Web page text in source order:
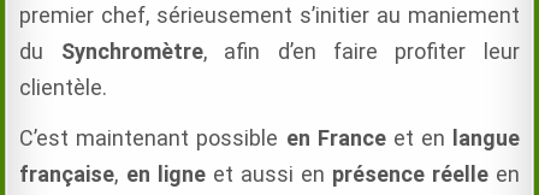
premier chef, sérieusement s’initier au maniement
du Synchromètre, afin d’en faire profiter leur
clientèle.
C’est maintenant possible en Franceet en
langue
française, en ligneet aussi en présence réelleen